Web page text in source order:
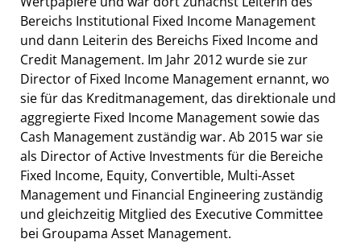
Bereichs Institutional Fixed Income Management
und dann Leiterin des Bereichs Fixed Income and
Credit Management. Im Jahr 2012 wurde sie zur
Director of Fixed Income Management ernannt, wo
sie für das Kreditmanagement, das direktionale und
aggregierte Fixed Income Management sowie das
Cash Management zuständig war. Ab 2015 war sie
als Director of Active Investments für die Bereiche
Fixed Income, Equity, Convertible, Multi-Asset
Management und Financial Engineering zuständig
und gleichzeitig Mitglied des Executive Committee
bei Groupama Asset Management.